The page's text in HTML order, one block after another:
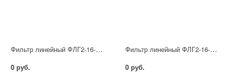
Фильтр линейный ФЛГ2-16-250
0 руб.
Фильтр линейный ФЛГ2-16-100
0 руб.